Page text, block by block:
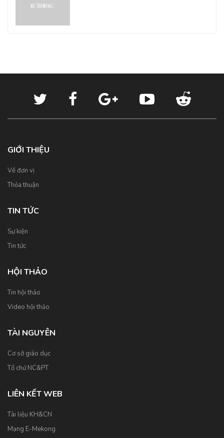
GIỚI THIỆU
Về đơn vị
Thỏa thuận
TIN TỨC
Sự kiện
Tin tức
HỘI THẢO
Tin hội thảo
Video hội thảo
TÀI NGUYÊN
Cơ sở giáo dục
Tổ chứ NC&PT
LIÊN KẾT WEB
Tài liệu KH&CN
Mạng E-Mekong